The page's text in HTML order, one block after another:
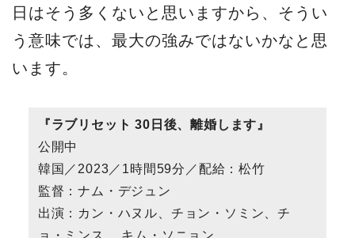
日はそう多くないと思いますから、そうい
う意味では、最大の強みではないかなと思
います。
『ラブリセット 30日後、離婚します』
公開中
韓国／2023／1時間59分／配給：松竹
監督：ナム・デジュン
出演：カン・ハヌル、チョン・ソミン、チ
ョ・ミンス 、キム・ソニョン